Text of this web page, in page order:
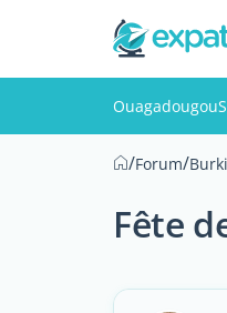
Ouagadougou
/Forum/
Fête